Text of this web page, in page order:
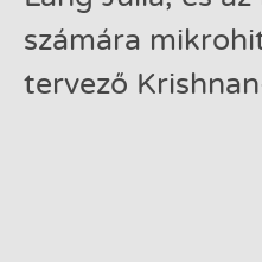
számára
tervező